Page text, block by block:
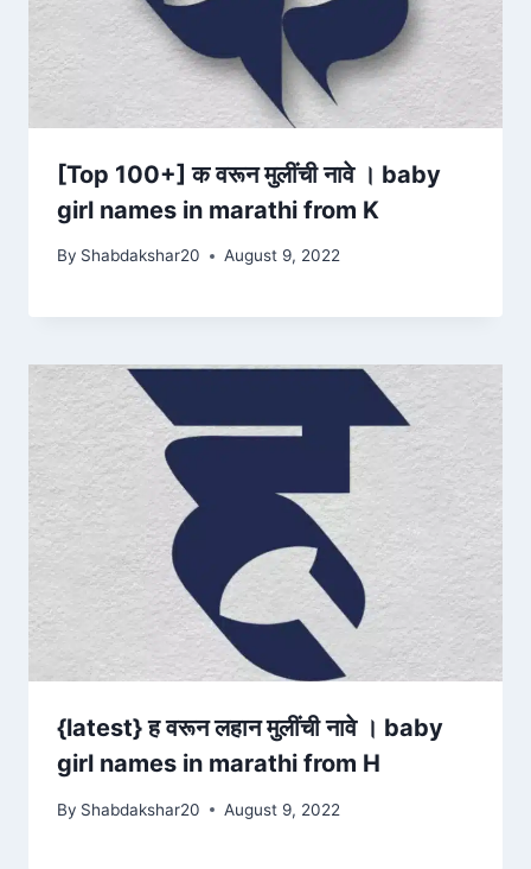
[Top 100+] क वरून मुलींची नावे । baby
girl names in marathi from K
By Shabdakshar20 August 9, 2022
{latest} ह वरून लहान मुलींची नावे । baby
girl names in marathi from H
By Shabdakshar20 August 9, 2022